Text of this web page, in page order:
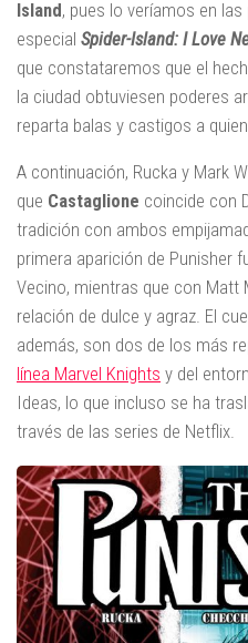
Island, pues lo veríamos en
especial Spider-Island: I Love
que constataremos que el
la ciudad obtuviesen poderes
reparta balas y castigos a
A continuación, Rucka y Mark
que Castaglione coincide con
tradición con ambos
primera aparición de Punisher
Vecino, mientras que con Matt
relación de dulce y agraz. El
además, son dos de los más
línea Marvel Knights y del
Ideas, lo que incluso se ha
través de las series de Netflix.